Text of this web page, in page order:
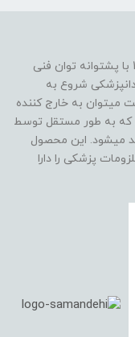
شرکت تولیدی مائده نیک آزادی در سال 1393 با پشتوانه توان فنی
شروع به
میتوان به خارج کننده
که به طور مستقل توسط
میشود. این محصول
پزشکی را دارا